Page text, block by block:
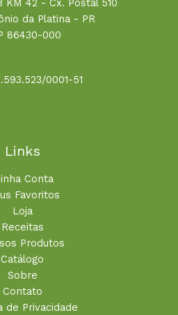
KM 42 - Cx. Postal 510
da Platina - PR
86430-000
0001-51
Links
Conta
Favoritos
Loja
Receitas
Produtos
Catálogo
Sobre
Contato
de Privacidade